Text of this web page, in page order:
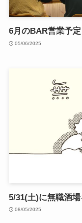
6月のBAR営業予定
05/06/2025
5/31(土)に無職酒場
08/05/2025